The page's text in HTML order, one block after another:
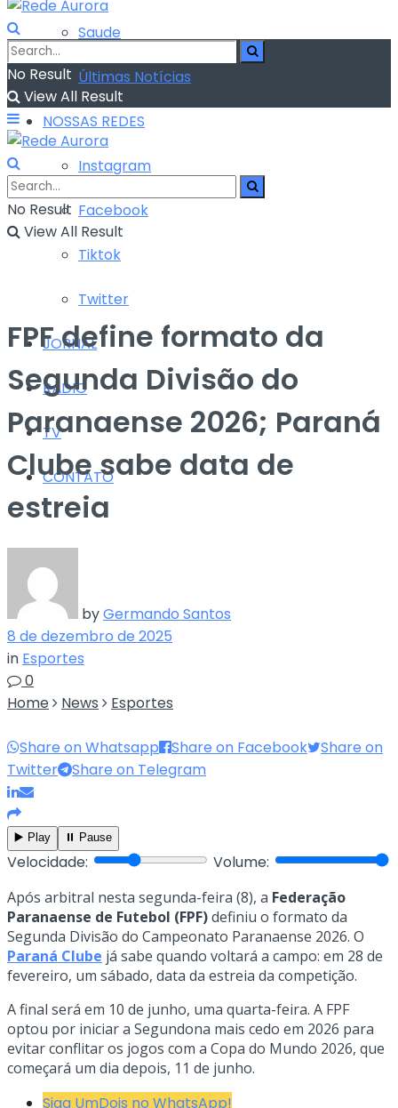
Saude
Últimas Notícias
NOSSAS REDES
Instagram
Facebook
Tiktok
Twitter
JORNAL
RÁDIO
TV
CONTATO
No Result
View All Result
No Result
View All Result
FPF define formato da
Segunda Divisão do
Paranaense 2026; Paraná
Clube sabe data de
estreia
byGermando Santos
8 de dezembro de 2025
in Esportes
0
Home
News Esportes
Share on Whatsapp Share on Facebook
Share on
Twitter
Share on Telegram
▶️ Play ⏸️ Pause
Velocidade: Volume:
Após arbitral nesta segunda-feira (8), a Federação
Paranaense de Futebol (FPF)definiu o formato da
Segunda Divisão do Campeonato Paranaense 2026. O
Paraná Clube já sabe quando voltará a campo: em 28 de
fevereiro, um sábado, data da estreia da competição.
A final será em 10 de junho, uma quarta-feira. A FPF
optou por iniciar a Segundona mais cedo em 2026 para
evitar conflitar os jogos com a Copa do Mundo 2026, que
começará um dia depois, 11 de junho.
Siga UmDois no WhatsApp!